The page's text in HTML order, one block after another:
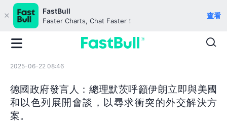
FastBull
Faster Charts, Chat Faster！
查看
2025-06-22 08:46
德國政府發言人：總理默茨呼籲伊朗立即與美國
和以色列展開會談，以尋求衝突的外交解決方
案。